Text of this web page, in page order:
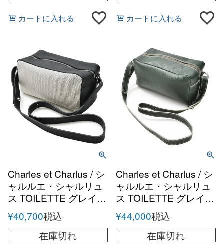
カートに入れる カートに入れる
Charles et Charlus / シ
ャルルエ・シャルリュ
ス TOILETTE グレイン
レザー キャンバスコン
ビ ショルダーポーチ
¥40,700税込
在庫切れ
Charles et Charlus / シ
ャルルエ・シャルリュ
ス TOILETTE グレイン
レザー ショルダーポー
チ
¥44,000税込
在庫切れ